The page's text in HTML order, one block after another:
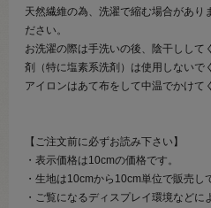
天然繊維の為、洗濯で縮む場合があり
ださい。
お洗濯の際は手洗いの後、陰干しして
剤（特に塩素系洗剤）は使用しないで
アイロンはあて布をして中温でかけて
【ご注文前に必ずお読み下さい】
・表示価格は10cmの価格です。
・生地は10cmから10cm単位で販売し
・ご覧になるディスプレイ環境など